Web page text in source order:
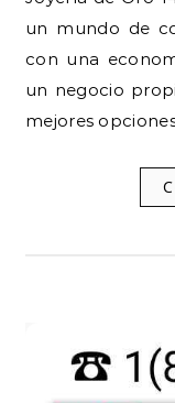
un mundo de
con una
un negocio
mejores